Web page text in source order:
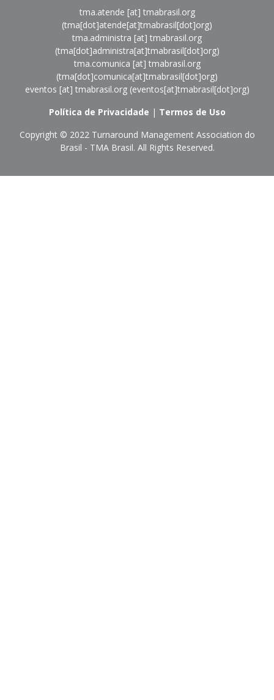
tma.atende [at] tmabrasil.org
(tma[dot]atende[at]tmabrasil[dot]org)
tma.administra [at] tmabrasil.org
(tma[dot]administra[at]tmabrasil[dot]org)
tma.comunica [at] tmabrasil.org
(tma[dot]comunica[at]tmabrasil[dot]org)
eventos [at] tmabrasil.org(eventos[at]tmabrasil[dot]org)
Política de Privacidade | Termos de Uso
Copyright © 2022Turnaround Management Association do
Brasil - TMA Brasil. All Rights Reserved.